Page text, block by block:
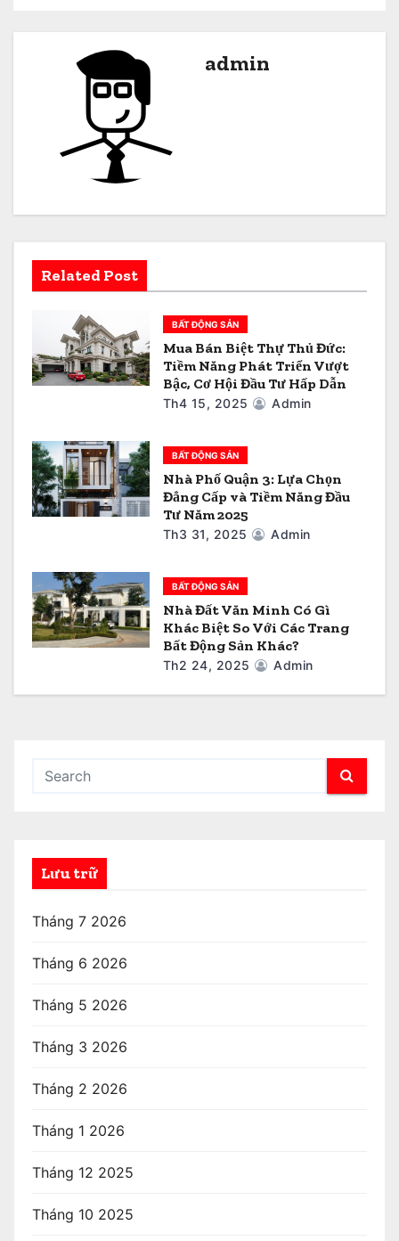
à
i
t
admin
Related Post
BẤT ĐỘNG SẢN
Mua Bán Biệt Thự Thủ Đức:
Tiềm Năng Phát Triển Vượt
Bậc, Cơ Hội Đầu Tư Hấp Dẫn
Th4 15, 2025 Admin
BẤT ĐỘNG SẢN
Nhà Phố Quận 3: Lựa Chọn
Đẳng Cấp và Tiềm Năng Đầu
Tư Năm 2025
Th3 31, 2025 Admin
BẤT ĐỘNG SẢN
Nhà Đất Văn Minh Có Gì
Khác Biệt So Với Các Trang
Bất Động Sản Khác?
Th2 24, 2025 Admin
Lưu trữ
Tháng 7 2026
Tháng 6 2026
Tháng 5 2026
Tháng 3 2026
Tháng 2 2026
Tháng 1 2026
Tháng 12 2025
Tháng 10 2025